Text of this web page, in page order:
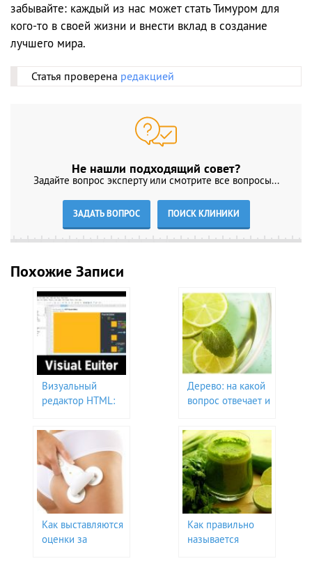
забывайте: каждый из нас может стать Тимуром для
кого-то в своей жизни и внести вклад в создание
лучшего мира.
Статья проверена редакцией
Не нашли подходящий совет?
Задайте вопрос эксперту или смотрите все вопросы...
ЗАДАТЬ ВОПРОС ПОИСК КЛИНИКИ
Похожие Записи
Визуальный
редактор HTML:
помощник в мире
веб-дизайна
Дерево: на какой
вопрос отвечает и
для нас
Как выставляются
оценки за
Как правильно
называется